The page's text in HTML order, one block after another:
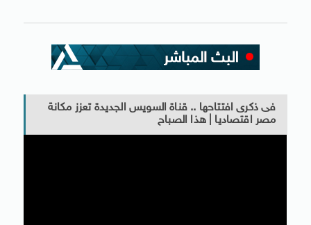
فى ذكرى افتتاحها .. قناة السويس الجديدة تعزز مكانة
مصر اقتصاديا | هذا الصباح